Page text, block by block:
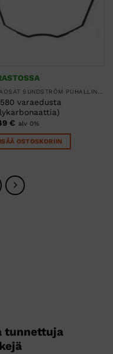
varaedusta
€ alv 0%
OSTOSKORIIN
tunnettuja